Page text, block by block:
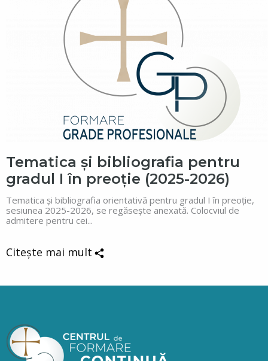
Tematica și bibliografia pentru
gradul I în preoție (2025-2026)
Tematica și bibliografia orientativă pentru gradul I în preoție,
sesiunea 2025-2026, se regăsește anexată. Colocviul de
admitere pentru cei...
Citește mai mult